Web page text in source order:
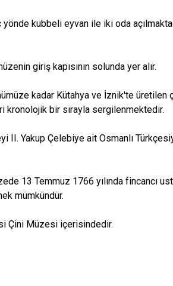
kubbeli eyvan ile iki oda
giriş kapısının solunda yer alır.
kadar Kütahya ve İznik'te
kronolojik bir sırayla sergilenmektedir.
II. Yakup Çelebiye ait Osmanlı
13 Temmuz 1766 yılında fincancı
mümkündür.
Çini Müzesi içerisindedir.